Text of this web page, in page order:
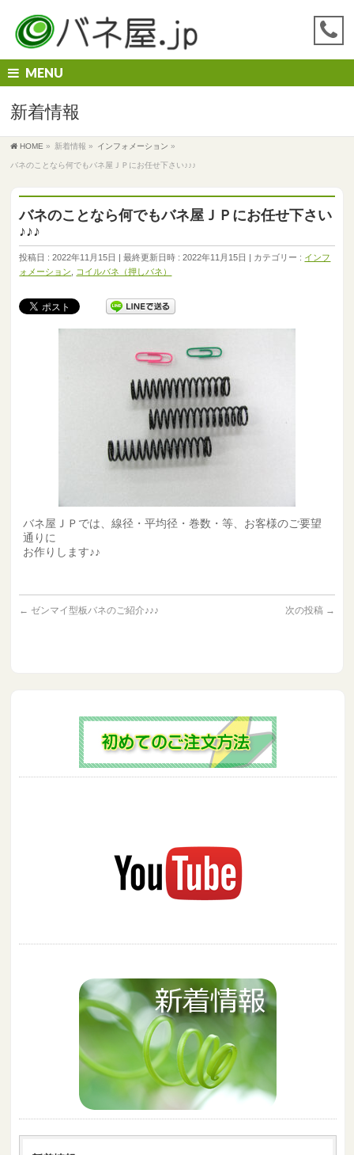
MENU
新着情報
HOME » 新着情報 » インフォメーション »
バネのことなら何でもバネ屋ＪＰにお任せ下さい♪♪♪
バネのことなら何でもバネ屋ＪＰにお任せ下さい
♪♪♪
投稿日 : 2022年11月15日 最終更新日時 : 2022年11月15日 カテゴリー : インフ
ォメーション
コイルバネ（押しバネ）
バネ屋ＪＰでは、線径・平均径・巻数・等、お客様のご要望
通りに
お作りします♪♪
← ゼンマイ型板バネのご紹介♪♪♪ 次の投稿 →